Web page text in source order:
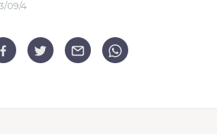
09/4